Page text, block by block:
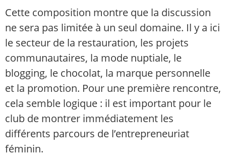
Cette composition montre que la discussion
ne sera pas limitée à un seul domaine. Il y a ici
le secteur de la restauration, les projets
communautaires, la mode nuptiale, le
blogging, le chocolat, la marque personnelle
et la promotion. Pour une première rencontre,
cela semble logique : il est important pour le
club de montrer immédiatement les
différents parcours de l’entrepreneuriat
féminin.